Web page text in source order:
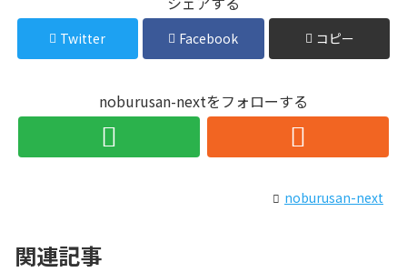
Twitter Facebook コピー
noburusan-nextをフォローする
noburusan-next
関連記事